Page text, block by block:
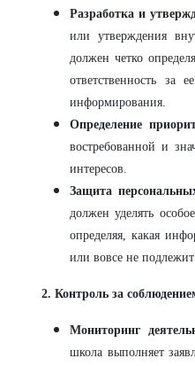
Разработка и
или утверждения
должен четко
ответственность за
информирования.
Определение
востребованной и
интересов.
Защита
должен уделять
определяя, какая
или вовсе не
2. Контроль за
Мониторинг
школа выполняет